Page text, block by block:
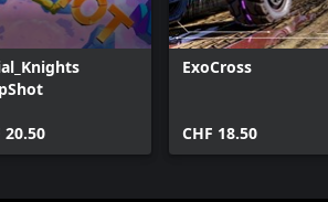
20.50
ExoCross
CHF 18.50